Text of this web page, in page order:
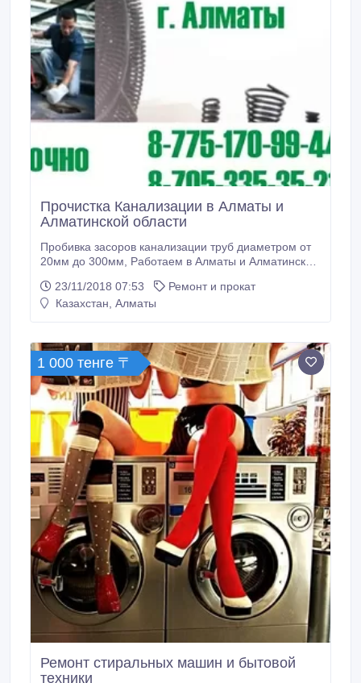
Прочистка Канализации в Алматы и
Алматинской области
Пробивка засоров канализации труб диаметром от
20мм до 300мм, Работаем в Алматы и Алматинской
кафе и ресторанах. БЕЗ ВЫХОДНЫХ 24/7 Наличный
без наличный расчёт! Стоимость услуги До 10
23/11/2018 07:53
Ремонт и прокат
Казахстан, Алматы
1 000 тенге 〒
Ремонт стиральных машин и бытовой
техники